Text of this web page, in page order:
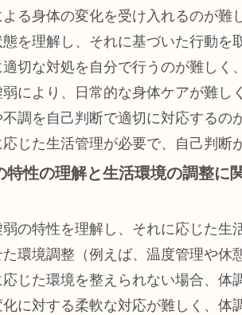
る身体の変化を受け入れるのが難
を理解し、それに基づいた行動を
切な対処を自分で行うのが難しく
により、日常的な身体ケアが難し
調を自己判断で適切に対応するの
じた生活管理が必要で、自己判断
特性の理解と生活環境の調整に
の特性を理解し、それに応じた生
環境調整（例えば、温度管理や休
じた環境を整えられない場合、体
に対する柔軟な対応が難しく、体